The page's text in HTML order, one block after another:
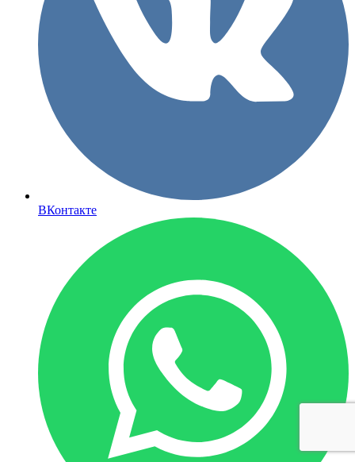
ВКонтакте